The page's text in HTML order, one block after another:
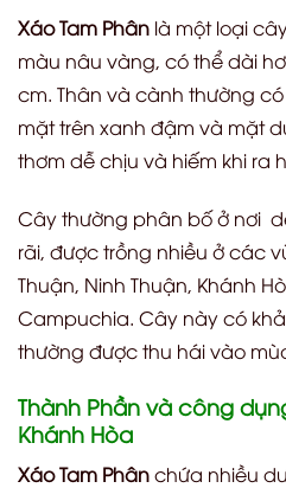
Xáo Tam Phân là một loại
màu nâu vàng, có thể dài
cm. Thân và cành thường
mặt trên xanh đậm và mặt
thơm dễ chịu và hiếm khi ra
Cây thường phân bố ở nơi
rãi, được trồng nhiều ở các
Thuận, Ninh Thuận, Khánh
Campuchia. Cây này có
thường được thu hái vào
Thành Phần và công
Khánh Hòa
Xáo Tam Phânchứa nhiều